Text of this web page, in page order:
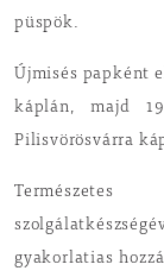
püspök.
Újmisés papként
káplán, majd
Pilisvörösvárra
gyakorlatias